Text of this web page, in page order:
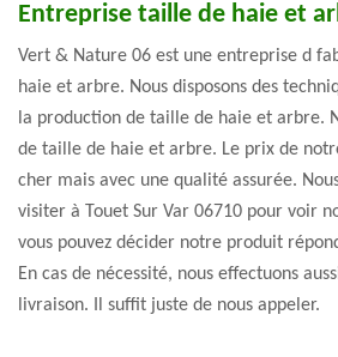
Entreprise taille de haie et
Vert & Nature 06 est une entreprise d
haie et arbre. Nous disposons des
la production de taille de haie et arbre.
de taille de haie et arbre. Le prix de
cher mais avec une qualité assurée.
visiter à Touet Sur Var 06710 pour voir
vous pouvez décider notre produit
En cas de nécessité, nous effectuons
livraison. Il suffit juste de nous appeler.